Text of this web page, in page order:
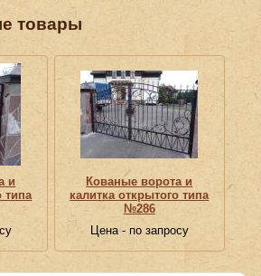
товары
и
типа
Кованые ворота и
калитка открытого типа
№286
Цена - по запросу